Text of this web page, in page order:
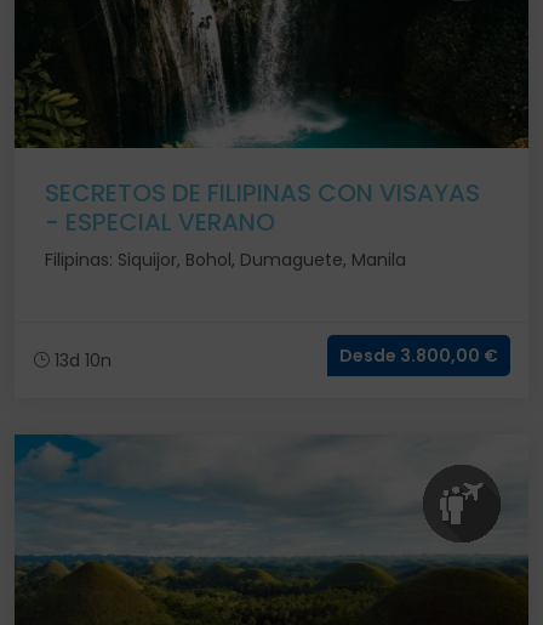
SECRETOS DE FILIPINAS CON VISAYAS
- ESPECIAL VERANO
Filipinas: Siquijor, Bohol, Dumaguete, Manila
13d 10n Desde 3.800,00 €